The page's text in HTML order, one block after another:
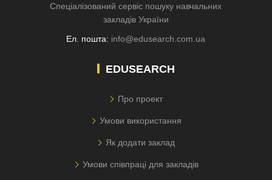
Спеціалізований сервіс пошуку навчальних
закладів України
Ел. пошта: info@edusearch.com.ua
EDUSEARCH
Про проект
Умови використання
Як додати заклад
Умови співпраці для закладів